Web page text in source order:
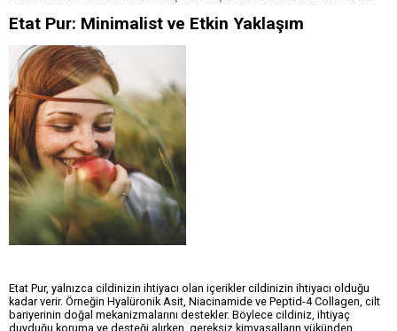
Etat Pur: Minimalist ve Etkin Yaklaşım
Etat Pur, yalnızca cildinizin ihtiyacı olan içerikler cildinizin ihtiyacı olduğu
kadar verir. Örneğin Hyalüronik Asit, Niacinamide ve Peptid-4 Collagen, cilt
bariyerinin doğal mekanizmalarını destekler. Böylece cildiniz, ihtiyaç
duyduğu koruma ve desteği alırken, gereksiz kimyasalların yükünden